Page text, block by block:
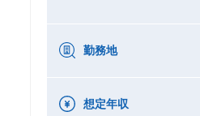
勤務地
想定年収